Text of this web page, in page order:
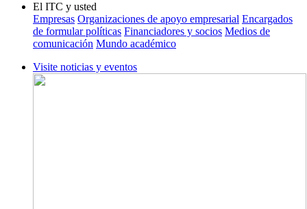
El ITC y usted
Empresas Organizaciones de apoyo empresarial Encargados
de formular políticas Financiadores y socios Medios de
comunicación Mundo académico
Visite noticias y eventos